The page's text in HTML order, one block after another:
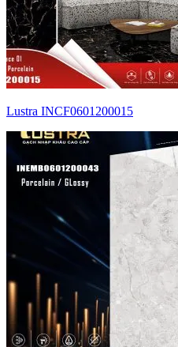
Lustra INCF0601200015